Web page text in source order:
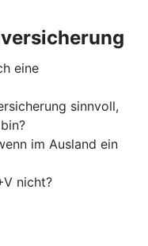
eine
sinnvoll,
im Ausland ein
nicht?